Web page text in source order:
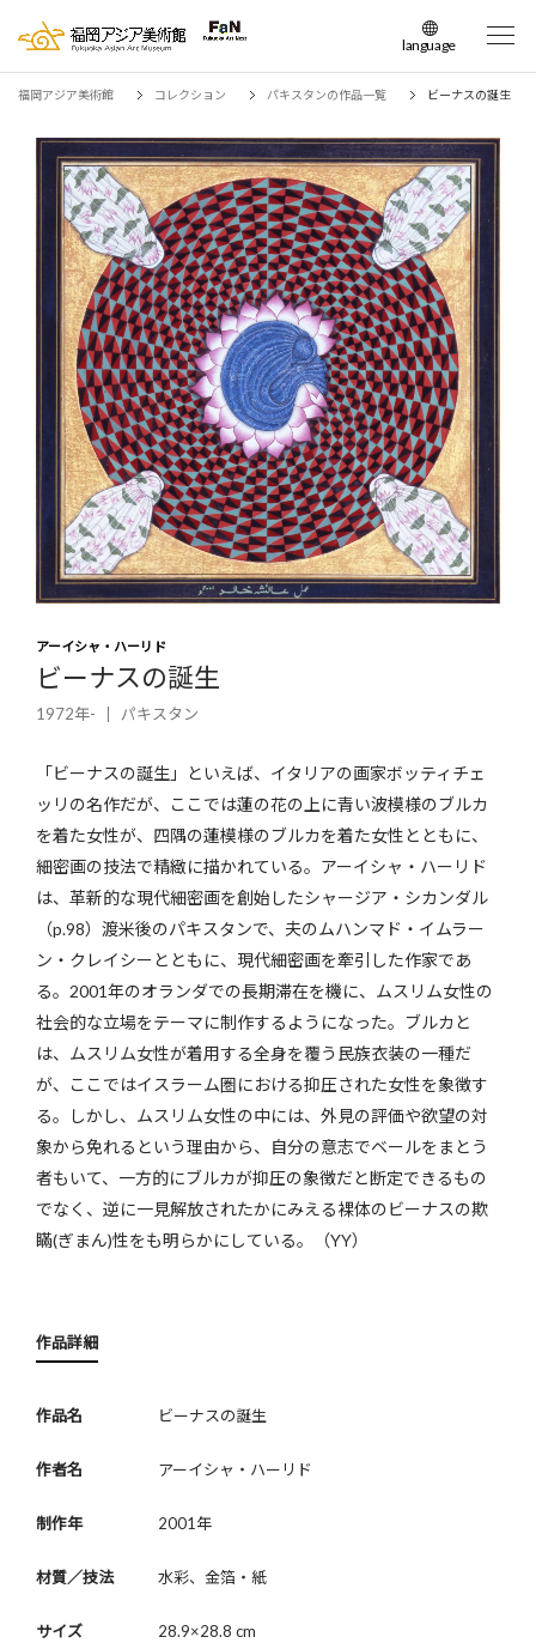
language
日本語
簡体中文
繁体中文
한국어
福岡アジア美術館 コレクション パキスタンの作品一覧 ビーナスの誕生
アーイシャ・ハーリド
ビーナスの誕生
1972年- パキスタン
「ビーナスの誕生」といえば、イタリアの画家ボッティチェ
ッリの名作だが、ここでは蓮の花の上に青い波模様のブルカ
を着た女性が、四隅の蓮模様のブルカを着た女性とともに、
細密画の技法で精緻に描かれている。アーイシャ・ハーリド
は、革新的な現代細密画を創始したシャージア・シカンダル
（p.98）渡米後のパキスタンで、夫のムハンマド・イムラー
ン・クレイシーとともに、現代細密画を牽引した作家であ
る。2001年のオランダでの長期滞在を機に、ムスリム女性の
社会的な立場をテーマに制作するようになった。ブルカと
は、ムスリム女性が着用する全身を覆う民族衣装の一種だ
が、ここではイスラーム圏における抑圧された女性を象徴す
る。しかし、ムスリム女性の中には、外見の評価や欲望の対
象から免れるという理由から、自分の意志でベールをまとう
者もいて、一方的にブルカが抑圧の象徴だと断定できるもの
でなく、逆に一見解放されたかにみえる裸体のビーナスの欺
瞞(ぎまん)性をも明らかにしている。（YY）
作品詳細
作品名 ビーナスの誕生
作者名 アーイシャ・ハーリド
制作年 2001年
材質／技法 水彩、金箔・紙
サイズ 28.9×28.8 cm